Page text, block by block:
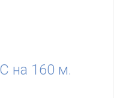
на 160 м.